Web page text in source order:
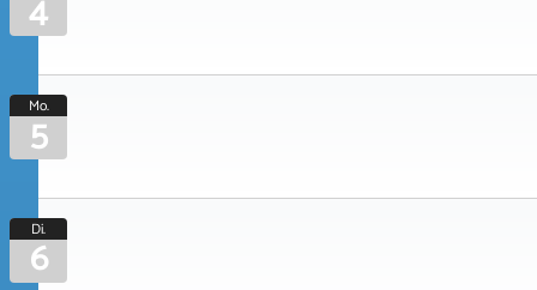
4
Mo.
5
Di.
6